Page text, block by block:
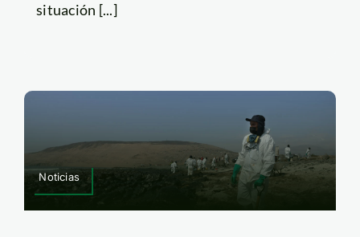
situación [...]
Noticias